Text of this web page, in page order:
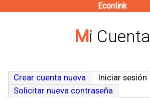
contenido
Econlink
Mi Cuenta
Crear cuenta nueva Iniciar sesión
Solicitar nueva contraseña